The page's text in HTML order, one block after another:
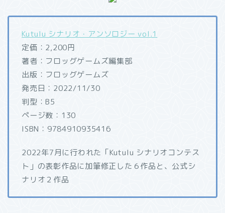
Kutulu シナリオ・アンソロジー vol.1
定価：2,200円
著者：フロッグゲームズ編集部
出版：フロッグゲームズ
発売日：2022/11/30
判型：B5
ページ数：130
ISBN：9784910935416
2022年7月に行われた「Kutulu シナリオコンテス
ト」の表彰作品に加筆修正した６作品と、公式シ
ナリオ２作品